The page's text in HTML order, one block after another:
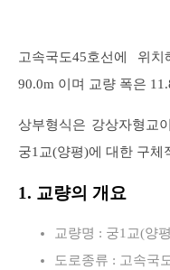
고속국도45호선에 위
90.0m 이며 교량 폭은
상부형식은 강상자형교
궁1교(양평)에 대한 구체
1. 교량의 개요
교량명 : 궁1교(양
도로종류 : 고속국